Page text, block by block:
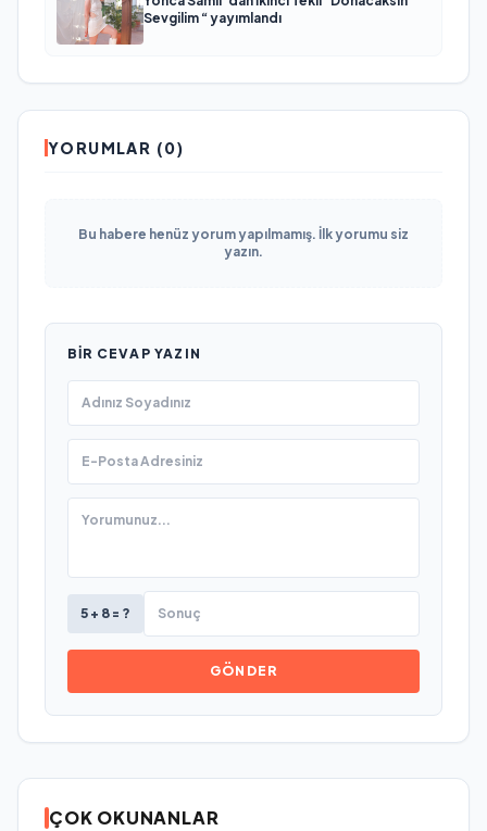
Sevgilim “ yayımlandı
YORUMLAR (0)
Bu habere henüz yorum yapılmamış. İlk yorumu siz
yazın.
BIR CEVAP YAZIN
5 + 8 = ?
GÖNDER
ÇOK OKUNANLAR